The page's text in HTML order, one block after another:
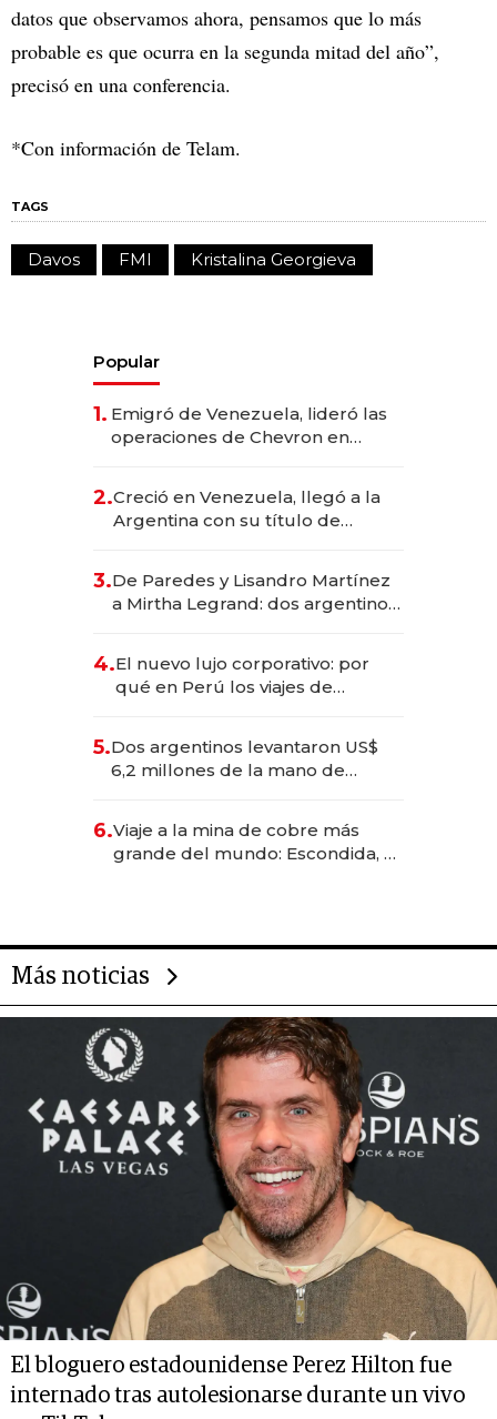
datos que observamos ahora, pensamos que lo más
probable es que ocurra en la segunda mitad del año”,
precisó en una conferencia.
*Con información de Telam.
TAGS
Davos FMI Kristalina Georgieva
Popular
1. Emigró de Venezuela, lideró las
operaciones de Chevron en
2.Creció en Venezuela, llegó a la
Argentina con su título de
las marcas "fast premium"
3.De Paredes y Lisandro Martínez
a Mirtha Legrand: dos argentinos
4.El nuevo lujo corporativo: por
qué en Perú los viajes de
para convertirse en experiencias
transformadoras
5.Dos argentinos levantaron US$
6,2 millones de la mano de
6.Viaje a la mina de cobre más
grande del mundo: Escondida, el
Más noticias
El bloguero estadounidense Perez Hilton fue
internado tras autolesionarse durante un vivo